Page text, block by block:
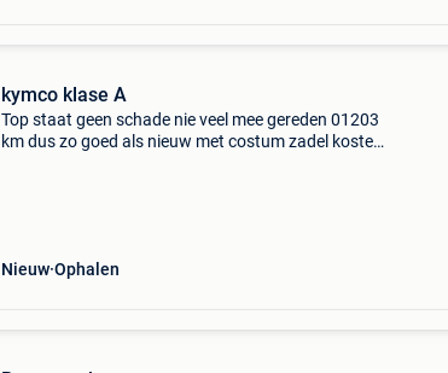
kymco klase A
Top staat geen schade nie veel mee gereden 01203
km dus zo goed als nieuw met costum zadel koste
Nieuw Ophalen